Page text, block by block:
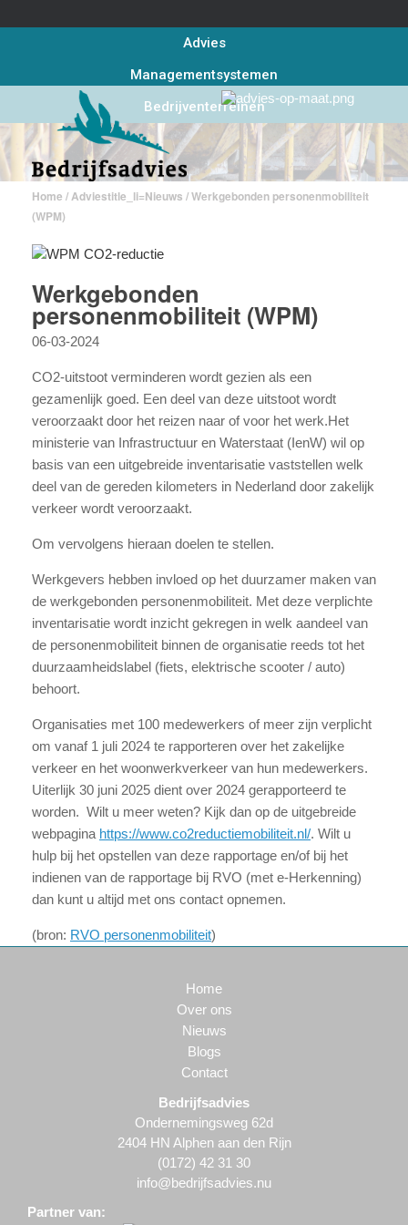
Advies
Managementsystemen
Bedrijventerreinen
Home /Adviestitle_li=Nieuws / Werkgebonden personenmobiliteit
(WPM)
Werkgebonden
personenmobiliteit (WPM)
06-03-2024
CO2-uitstoot verminderen wordt gezien als een
gezamenlijk goed. Een deel van deze uitstoot wordt
veroorzaakt door het reizen naar of voor het werk.Het
ministerie van Infrastructuur en Waterstaat (IenW) wil op
basis van een uitgebreide inventarisatie vaststellen welk
deel van de gereden kilometers in Nederland door zakelijk
verkeer wordt veroorzaakt.
Om vervolgens hieraan doelen te stellen.
Werkgevers hebben invloed op het duurzamer maken van
de werkgebonden personenmobiliteit. Met deze verplichte
inventarisatie wordt inzicht gekregen in welk aandeel van
de personenmobiliteit binnen de organisatie reeds tot het
duurzaamheidslabel (fiets, elektrische scooter / auto)
behoort.
Organisaties met 100 medewerkers of meer zijn verplicht
om vanaf 1 juli 2024 te rapporteren over het zakelijke
verkeer en het woonwerkverkeer van hun medewerkers.
Uiterlijk 30 juni 2025 dient over 2024 gerapporteerd te
worden. Wilt u meer weten? Kijk dan op de uitgebreide
webpagina https://www.co2reductiemobiliteit.nl/. Wilt u
hulp bij het opstellen van deze rapportage en/of bij het
indienen van de rapportage bij RVO (met e-Herkenning)
dan kunt u altijd met ons contact opnemen.
(bron: RVO personenmobiliteit)
Bedrijfsadvies
Ondernemingsweg 62d
2404 HN Alphen aan den Rijn
(0172) 42 31 30
info@bedrijfsadvies.nu
Home
Over ons
Nieuws
Blogs
Contact
Partner van: